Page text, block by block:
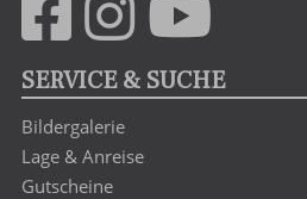
SERVICE & SUCHE
Bildergalerie
Lage & Anreise
Gutscheine